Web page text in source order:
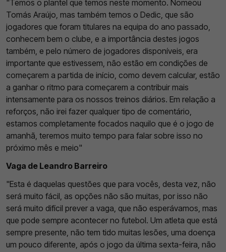
"Temos o plantel que temos neste momento. Nomeou
Tomás Araújo, mas também temos o Dedic, que são
jogadores que foram titulares na equipa do ano passado,
conhecem bem o clube, e a importância destes jogos
também, e pelo número de jogadores disponíveis, era
importante que estivessem, não estão em condições de
começarem a partida de início, como devem calcular, estão
a ganhar o ritmo para começarem a contribuir mais
intensamente para os nossos treinos diários. Em relação a
reforços, não irei fazer qualquer tipo de comentário,
estamos completamente focados naquilo que é o jogo de
amanhã, teremos muito tempo para falar sobre isso no
próximo mês e meio"
Vaga de Leandro Barreiro
"Esta é daquelas questões que para vocês, desta vez, não
será muito fácil, as opções não são muitas, por isso não
será muito difícil prever a vaga, que não esperávamos, mas
que pode sempre acontecer no futebol. Um atleta que está
sempre presente, não tem tido muitas lesões, uma doença
um pouco diferente, após o jogo da última sexta-feira, não